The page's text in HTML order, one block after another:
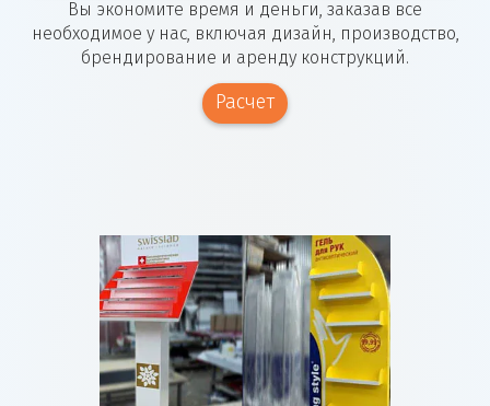
Вы экономите время и деньги, заказав все
необходимое у нас, включая дизайн, производство,
брендирование и аренду конструкций.
Расчет